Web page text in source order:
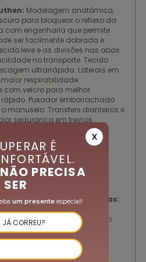
Modelagem anatômica,
para bloquear o reflexo da
com engenharia que permite
ser facilmente dobrada e
leve e as divisões nas abas
no transporte. Tecido
ultrarrápida. Laterais em
respirabilidade.
com velcro para melhor
Puxador emborrachado
manuseio. Transfers dianteiros e
segurança em treinos
suas peças com essas dicas:
logo após o uso com sabão
Não utilize alvejantes,
X
É
PRECISA
SER
um presente especial!